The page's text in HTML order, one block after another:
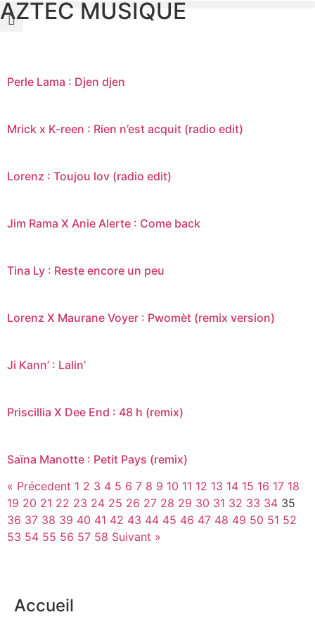
AZTEC MUSIQUE
Perle Lama : Djen djen
Mrick x K-reen : Rien n’est acquit (radio edit)
Lorenz : Toujou lov (radio edit)
Jim Rama X Anie Alerte : Come back
Tina Ly : Reste encore un peu
Lorenz X Maurane Voyer : Pwomèt (remix version)
Ji Kann’ : Lalin’
Priscillia X Dee End : 48 h (remix)
Saïna Manotte : Petit Pays (remix)
« Précedent 1 2 3 4 5 6 7 8 9 10 11 12 13 14 15 16 17 18
19 20 21 22 23 24 25 26 27 28 29 30 31 32 33 34 35
36 37 38 39 40 41 42 43 44 45 46 47 48 49 50 51 52
53 54 55 56 57 58 Suivant »
Accueil